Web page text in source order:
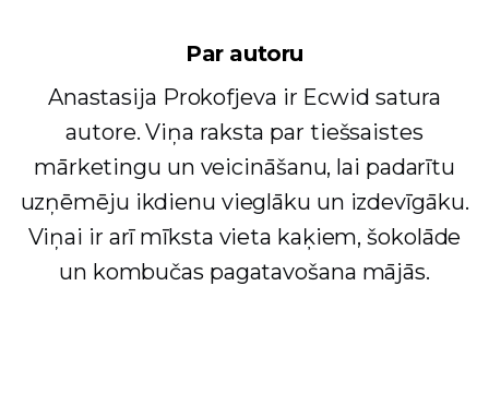
Par autoru
Anastasija Prokofjeva ir Ecwid satura
autore. Viņa raksta par tiešsaistes
mārketingu un veicināšanu, lai padarītu
uzņēmēju ikdienu vieglāku un izdevīgāku.
Viņai ir arī mīksta vieta kaķiem, šokolāde
un kombučas pagatavošana mājās.